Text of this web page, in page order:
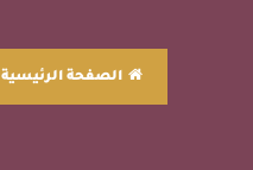
الصفحة الرئيسية